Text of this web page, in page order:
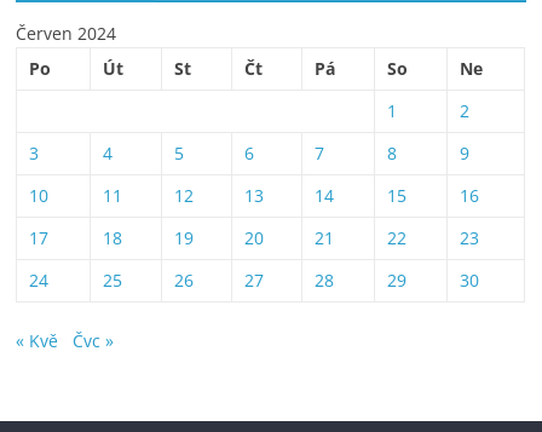
Červen 2024
Po
Út St Čt Pá So
Ne
1
2
3
4 5 6 7 8
9
10
11 12 13 14 15
16
17
18 19 20 21 22
23
24
25 26 27 28 29 30
« Kvě Čvc »